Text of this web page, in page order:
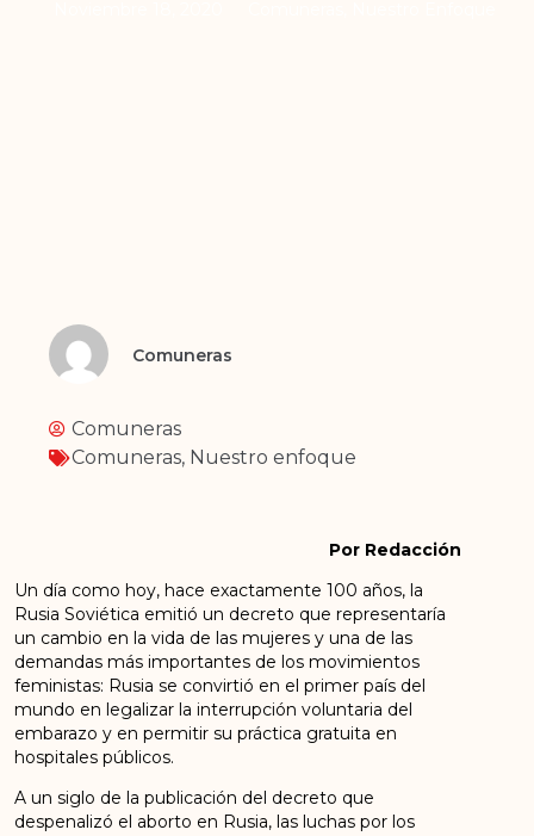
Comuneras
Comuneras
Comuneras, Nuestro enfoque
Por Redacción
Un día como hoy, hace exactamente 100 años, la
Rusia Soviética emitió un decreto que representaría
un cambio en la vida de las mujeres y una de las
demandas más importantes de los movimientos
feministas: Rusia se convirtió en el primer país del
mundo en legalizar la interrupción voluntaria del
embarazo y en permitir su práctica gratuita en
hospitales públicos.
A un siglo de la publicación del decreto que
despenalizó el aborto en Rusia, las luchas por los